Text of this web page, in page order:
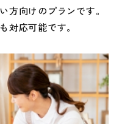
方向けのプランです。
対応可能です。